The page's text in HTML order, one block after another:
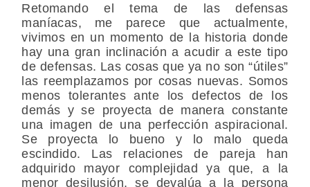
Retomando el tema de las defensas
maníacas, me parece que actualmente,
vivimos en un momento de la historia donde
hay una gran inclinación a acudir a este tipo
de defensas. Las cosas que ya no son “útiles”
las reemplazamos por cosas nuevas. Somos
menos tolerantes ante los defectos de los
demás y se proyecta de manera constante
una imagen de una perfección aspiracional.
Se proyecta lo bueno y lo malo queda
escindido. Las relaciones de pareja han
adquirido mayor complejidad ya que, a la
menor desilusión, se devalúa a la persona